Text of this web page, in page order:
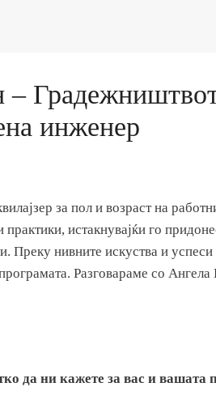
инженер
за пол и возраст на
истакнувајќи го
Преку нивните искуства и
Разговараме со
да ни кажете за вас и вашата